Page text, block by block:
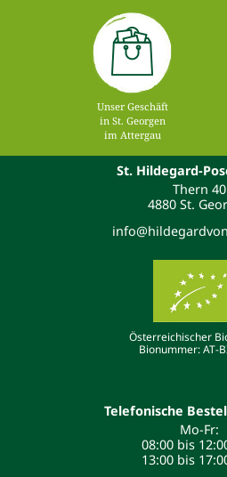
Unser Geschäft
in St. Georgen
im Attergau
St. Hildegard-
Thern 40
4880 St.
Österreichischer
Bionummer: AT-
Telefonische
Mo-Fr:
08:00 bis
13:00 bis